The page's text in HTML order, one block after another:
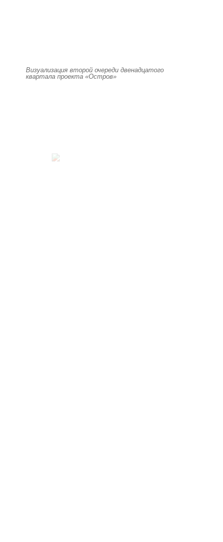
Визуализация второй очереди двенадцатого
квартала проекта «Остров»